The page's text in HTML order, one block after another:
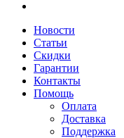
Новости
Статьи
Скидки
Гарантии
Контакты
Помощь
Оплата
Доставка
Поддержка